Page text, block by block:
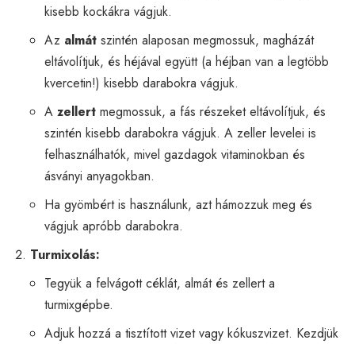
kisebb kockákra vágjuk.
Az almát szintén alaposan megmossuk, magházát
eltávolítjuk, és héjával együtt (a héjban van a legtöbb
kvercetin!) kisebb darabokra vágjuk.
A zellert megmossuk, a fás részeket eltávolítjuk, és
szintén kisebb darabokra vágjuk. A zeller levelei is
felhasználhatók, mivel gazdagok vitaminokban és
ásványi anyagokban.
Ha gyömbért is használunk, azt hámozzuk meg és
vágjuk apróbb darabokra.
Turmixolás:
Tegyük a felvágott céklát, almát és zellert a
turmixgépbe.
Adjuk hozzá a tisztított vizet vagy kókuszvizet. Kezdjük